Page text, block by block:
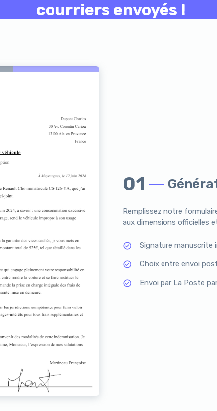
courriers envoyés !
01
Remplissez notre
aux dimensions officielles
Signature manuscrite
Choix entre envoi
Envoi par La Poste